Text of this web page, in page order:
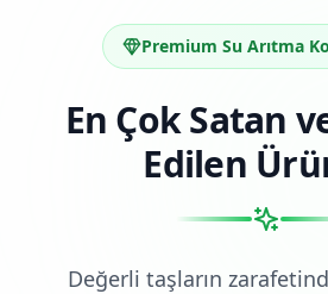
Premium Su Arıtma
En Çok Satan
Edilen
Değerli taşların